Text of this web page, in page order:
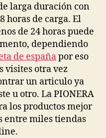
larga duración con
horas de carga. El
de 24 horas puede
dependiendo
de españapor eso
visites otra vez
un articulo ya
u otro. La PIONERA
los productos mejor
entre miles tiendas